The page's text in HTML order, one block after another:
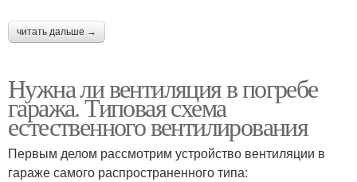
читать дальше →
Нужна ли вентиляция в погребе
гаража. Типовая схема
естественного вентилирования
Первым делом рассмотрим устройство вентиляции в
гараже самого распространенного типа: